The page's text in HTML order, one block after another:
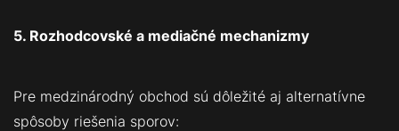
5. Rozhodcovské a mediačné mechanizmy
Pre medzinárodný obchod sú dôležité aj alternatívne
spôsoby riešenia sporov: